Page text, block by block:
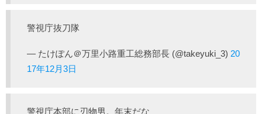
警視庁抜刀隊
— たけぽん＠万里小路重工総務部長 (@takeyuki_3) 20
17年12月3日
警視庁本部に刃物男。年末だな